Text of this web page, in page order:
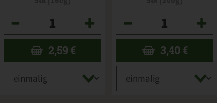
2,59 € 3,40 €